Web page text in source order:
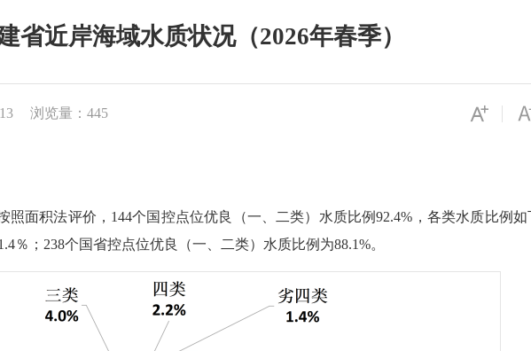
省近岸海域水质状况（2026年春季）
浏览量：445
照面积法评价，144个国控点位优良（一、二类）水质比例92.4%，各类水质比例
％；238个国省控点位优良（一、二类）水质比例为88.1%。